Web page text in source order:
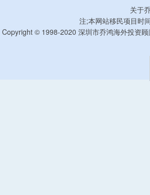
关于
注;本网站移民项目时
Copyright © 1998-2020 深圳市乔鸿海外投资